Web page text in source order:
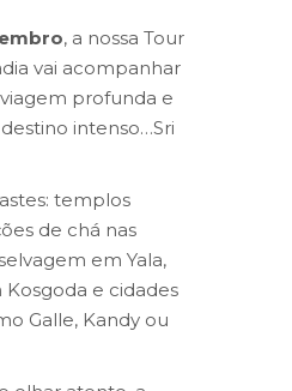
, a nossa Tour
vai acompanhar
profunda e
intenso…Sri
templos
de chá nas
em Yala,
Kosgoda e cidades
Galle, Kandy ou